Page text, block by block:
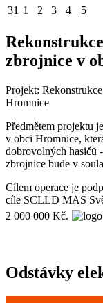
31 1 2 3 4 5
zbrojnice v
Projekt:
Hromnice
Předmětem projektu
v obci Hromnice,
dobrovolných hasičů
zbrojnice bude v
Cílem operace je
cíle SCLLD MAS
2 000 000 Kč.
Odstávky